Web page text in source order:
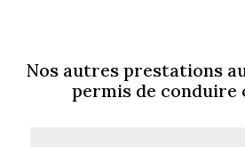
Nos autres prestations
permis de conduire